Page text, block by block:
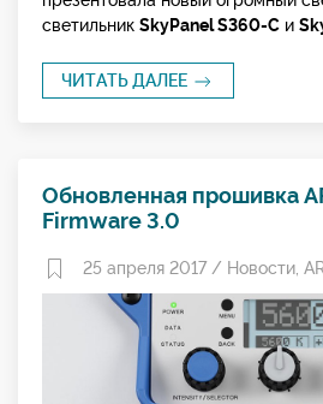
светильник SkyPanel S360-С и
ЧИТАТЬ ДАЛЕЕ
Обновленная прошивка
Firmware 3.0
25 апреля 2017 / Новости